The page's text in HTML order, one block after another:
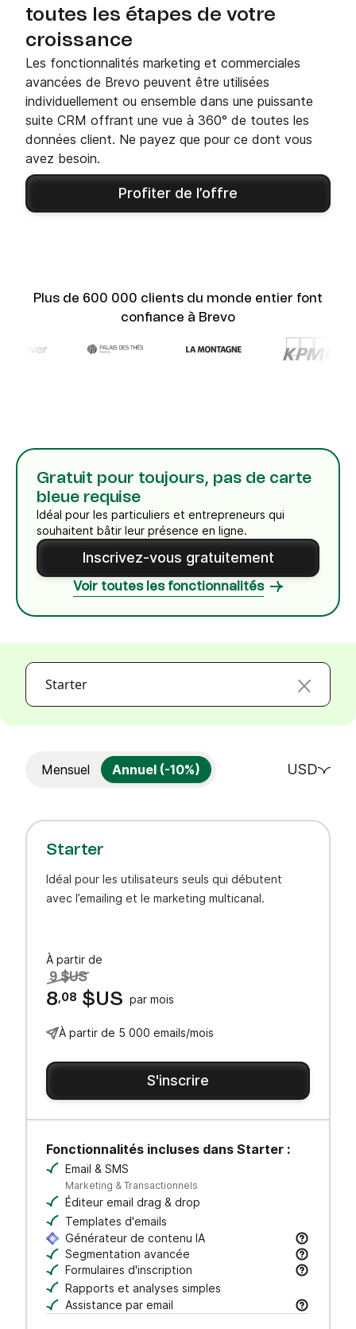
toutes les étapes de votre
croissance
Les fonctionnalités marketing et commerciales
avancées de Brevo peuvent être utilisées
individuellement ou ensemble dans une puissante
suite CRM offrant une vue à 360° de toutes les
données client. Ne payez que pour ce dont vous
avez besoin.
Profiter de l’offre
Plus de 600 000 clients du monde entier font
confiance à Brevo
Gratuit pour toujours, pas de carte
bleue requise
Idéal pour les particuliers et entrepreneurs qui
souhaitent bâtir leur présence en ligne.
Inscrivez-vous gratuitement
Voir toutes les fonctionnalités
Starter
Mensuel Annuel (-10%) USD
Starter
Idéal pour les utilisateurs seuls qui débutent
avec l’emailing et le marketing multicanal.
À partir de
9 $US
8 ,08 $US par mois
À partir de 5 000 emails/mois
S'inscrire
Fonctionnalités incluses dans Starter :
Email & SMS
Marketing & Transactionnels
Éditeur email drag & drop
Templates d'emails
Générateur de contenu IA
Rédigez vos objets et contenus d’email, ajustez
Segmentation avancée
Recherchez, sauvegardez et gérez vos
Formulaires d'inscription
Créez des formulaires à votre image pour
Rapports et analyses simples
Assistance par email